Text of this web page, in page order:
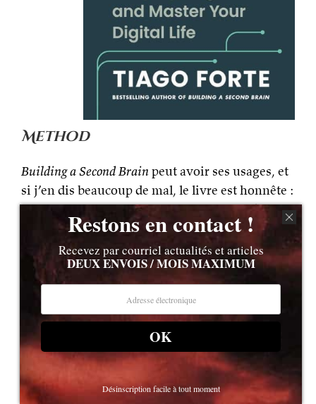
Method
Building a Second Brainpeut avoir ses usages, et
si j’en dis beaucoup de mal, le livre est honnête :
il promet une méthode spécifique, certes à mon
avis délétère, mais l’ouvrage couvre son sujet
généreusement et avec exhaustivité.
Par comparaison,The PARA Methodest une
. Voici tout le contenu du livre :
faites quatre dossiers (Projects,Areas of
Responsibility
Resources,Archives
données numériques et placez les contenus
dans ces sous-dossiers en fonction ; conservez
la même organisation partout.
Restons en contact !
Recevez par courriel actualités et articles
DEUX ENVOIS / MOIS MAXIMUM
OK
Désinscription facile à tout moment